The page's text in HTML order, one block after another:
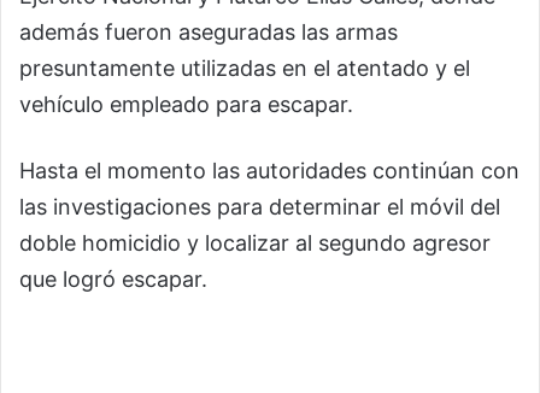
además fueron aseguradas las armas
presuntamente utilizadas en el atentado y el
vehículo empleado para escapar.
Hasta el momento las autoridades continúan con
las investigaciones para determinar el móvil del
doble homicidio y localizar al segundo agresor
que logró escapar.